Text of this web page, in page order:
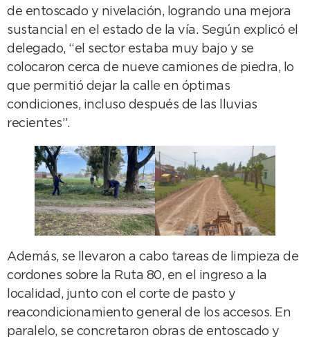
de entoscado y nivelación, logrando una mejora
sustancial en el estado de la vía. Según explicó el
delegado, “el sector estaba muy bajo y se
colocaron cerca de nueve camiones de piedra, lo
que permitió dejar la calle en óptimas
condiciones, incluso después de las lluvias
recientes”.
Además, se llevaron a cabo tareas de limpieza de
cordones sobre la Ruta 80, en el ingreso a la
localidad, junto con el corte de pasto y
reacondicionamiento general de los accesos. En
paralelo, se concretaron obras de entoscado y